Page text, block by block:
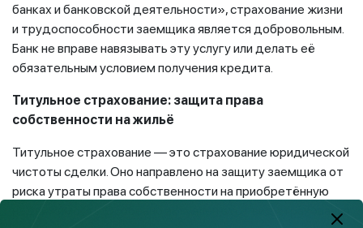
банках и банковской деятельности», страхование жизни
и трудоспособности заемщика является добровольным.
Банк не вправе навязывать эту услугу или делать её
обязательным условием получения кредита.
Титульное страхование: защита права
собственности на жильё
Титульное страхование — это страхование юридической
чистоты сделки. Оно направлено на защиту заемщика от
риска утраты права собственности на приобретённую
недвижимость. Особенно актуален этот вид страхования